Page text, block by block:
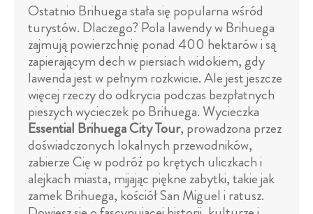
Ostatnio Brihuega stała się popularna wśród
turystów. Dlaczego? Pola lawendy w Brihuega
zajmują powierzchnię ponad 400 hektarów i są
zapierającym dech w piersiach widokiem, gdy
lawenda jest w pełnym rozkwicie. Ale jest jeszcze
więcej rzeczy do odkrycia podczas bezpłatnych
pieszych wycieczek po Brihuega. Wycieczka
Essential Brihuega City Tour, prowadzona przez
doświadczonych lokalnych przewodników,
zabierze Cię w podróż po krętych uliczkach i
alejkach miasta, mijając piękne zabytki, takie jak
zamek Brihuega, kościół San Miguel i ratusz.